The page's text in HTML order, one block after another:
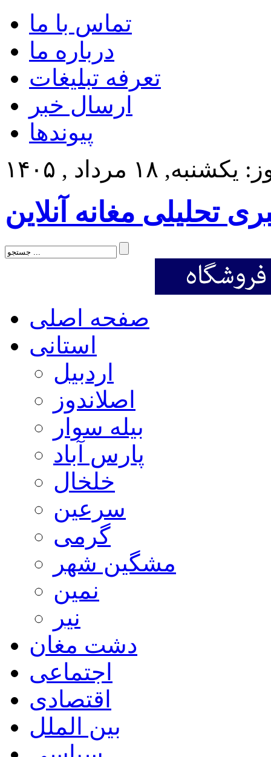
تماس با ما
درباره ما
تعرفه تبلیغات
ارسال خبر
پیوندها
۱۸ مرداد , ۱۴۰۵
تحلیلی مغانه آنلاین
صفحه اصلی
استانی
اردبیل
اصلاندوز
بیله سوار
پارس آباد
خلخال
سرعین
گرمی
مشگین شهر
نمین
نیر
دشت مغان
اجتماعی
اقتصادی
بین الملل